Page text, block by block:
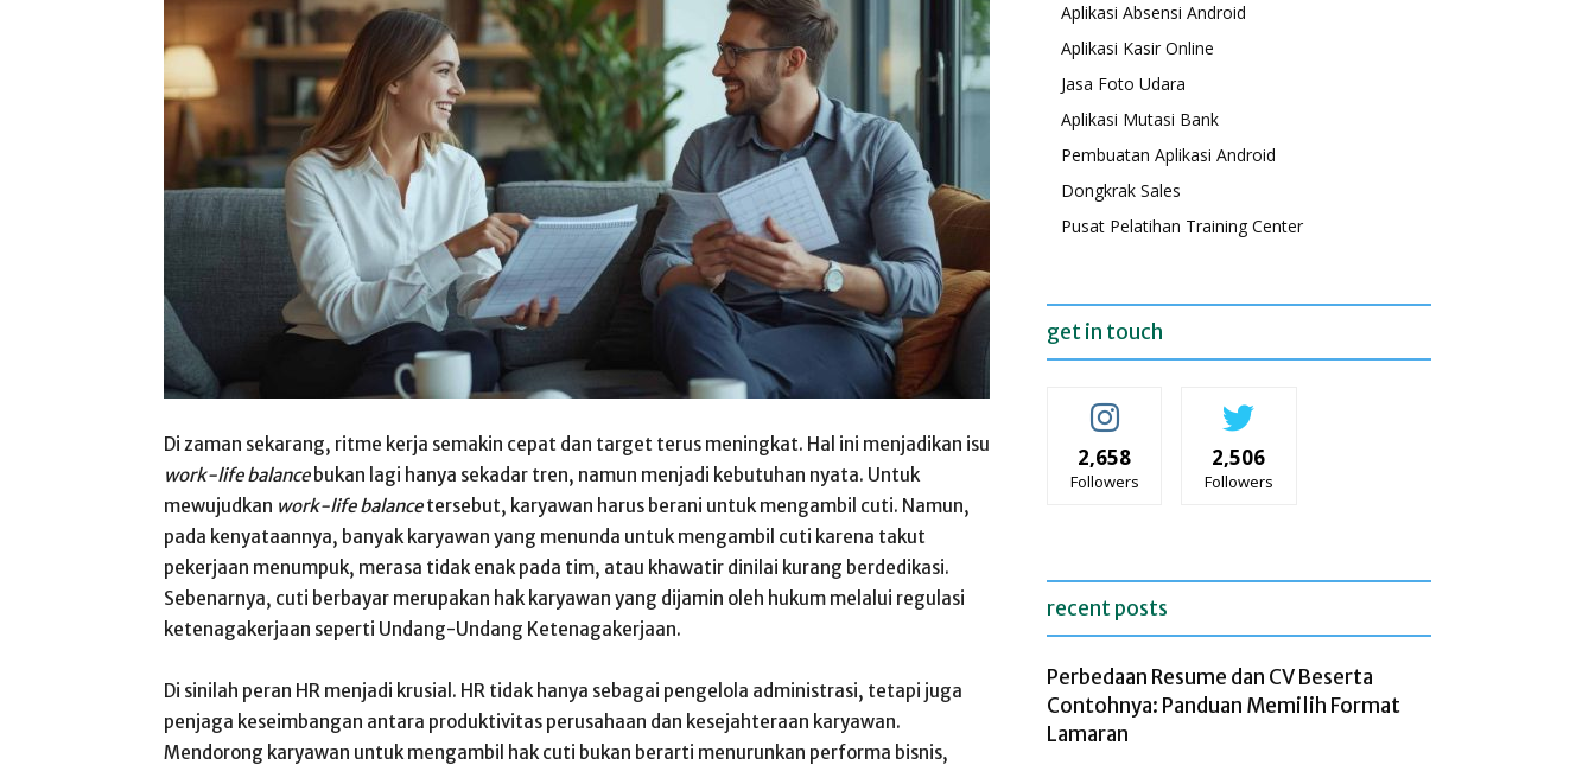
Di zaman sekarang, ritme kerja semakin cepat dan target terus meningkat. Hal ini menjadikan isu
work-life balancebukan lagi hanya sekadar tren, namun menjadi kebutuhan nyata. Untuk
mewujudkan work-life balancetersebut, karyawan harus berani untuk mengambil cuti. Namun,
pada kenyataannya, banyak karyawan yang menunda untuk mengambil cuti karena takut
pekerjaan menumpuk, merasa tidak enak pada tim, atau khawatir dinilai kurang berdedikasi.
Sebenarnya, cuti berbayar merupakan hak karyawan yang dijamin oleh hukum melalui regulasi
ketenagakerjaan seperti Undang-Undang Ketenagakerjaan.
Di sinilah peran HR menjadi krusial. HR tidak hanya sebagai pengelola administrasi, tetapi juga
penjaga keseimbangan antara produktivitas perusahaan dan kesejahteraan karyawan.
Mendorong karyawan untuk mengambil hak cuti bukan berarti menurunkan performa bisnis,
Aplikasi Absensi Android
Aplikasi Kasir Online
Jasa Foto Udara
Aplikasi Mutasi Bank
Pembuatan Aplikasi Android
Dongkrak Sales
Pusat Pelatihan Training Center
get in touch
2,658
Followers
2,506
Followers
recent posts
Perbedaan Resume dan CV Beserta
Contohnya: Panduan Memilih Format
Lamaran